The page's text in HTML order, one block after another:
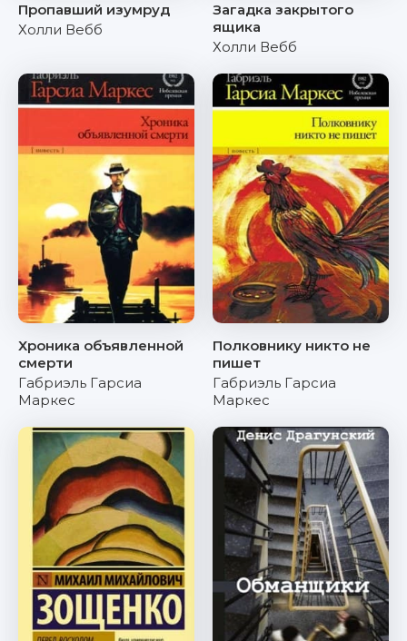
Пропавший изумруд
Холли Вебб
Загадка закрытого
ящика
Холли Вебб
Хроника объявленной
смерти
Габриэль Гарсиа
Маркес
Полковнику никто не
пишет
Габриэль Гарсиа
Маркес